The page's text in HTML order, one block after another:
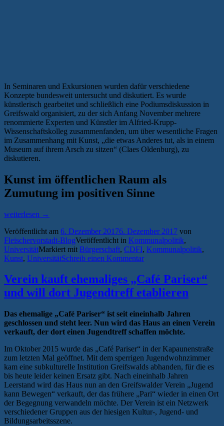
In Seminaren und Exkursionen wurden dafür verschiedene
Konzepte bundesweit untersucht und diskutiert. Es wurde
künstlerisch gearbeitet und schließlich eine Podiumsdiskussion in
Greifswald organisiert, zu der sich Anfang November mehrere
renommierte Experten und Künstler im Alfried-Krupp-
Wissenschaftskolleg zusammenfanden, um über wesentliche Fragen
im Zusammenhang mit Kunst, „die etwas Anderes tut, als in einem
Museum auf ihrem Arsch zu sitzen“ (Claes Oldenburg), zu
diskutieren.
Kunst im öffentlichen Raum als
Zumutung im positiven Sinne
„Debatte
Kunst
im
öffentlichen
Raum“
weiterlesen →
Veröffentlicht am 6. Dezember 20176. Dezember 2017 von
Fleischervorstadt-BlogVeröffentlicht in Kommunalpolitik,
UniversitätMarkiert mit Bürgerschaft, CDFI, Kommunalpolitik,
Kunst, UniversitätSchreib einen Kommentar
Verein kauft ehemaliges „Café Pariser“
und will dort Jugendtreff etablieren
Das ehemalige „Café Pariser“ ist seit eineinhalb Jahren
geschlossen und steht leer. Nun wird das Haus an einen Verein
verkauft, der dort einen Jugendtreff schaffen möchte.
Im Oktober 2015 wurde das „Café Pariser“ in der Kapaunenstraße
zum letzten Mal geöffnet. Mit dem sperrigen Jugendwohnzimmer
kam eine subkulturelle Institution Greifswalds abhanden, für die es
bis heute leider keinen Ersatz gibt. Nach eineinhalb Jahren
Leerstand wird das Haus nun an den Greifswalder Verein „Jugend
kann Bewegen“ verkauft, der das frühere „Pari“ wieder in einen Ort
der Begegnung verwandeln möchte. Der Verein ist ein Netzwerk
verschiedener Gruppen aus der hiesigen Kultur-, Jugend- und
Bildungsarbeitsszene.